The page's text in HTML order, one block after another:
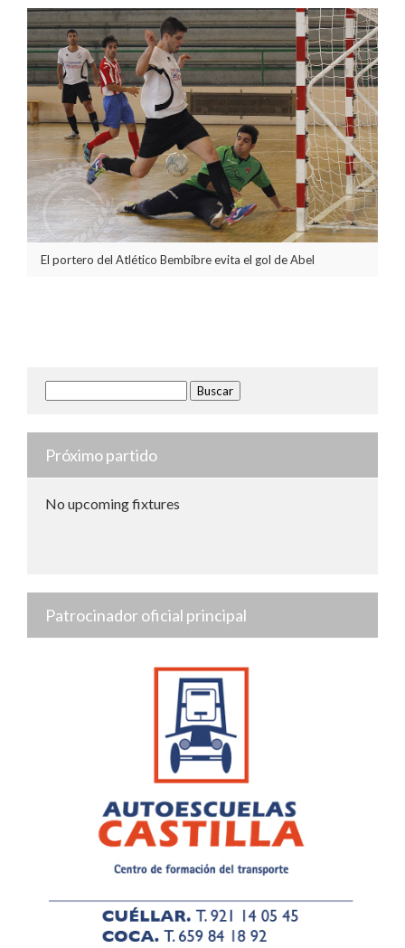
El portero del Atlético Bembibre evita el gol de Abel
Buscar:
Próximo partido
No upcoming fixtures
Patrocinador oficial principal